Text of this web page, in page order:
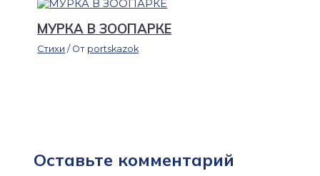
МУРКА В ЗООПАРКЕ
Стихи / От portskazok
Оставьте комментарий